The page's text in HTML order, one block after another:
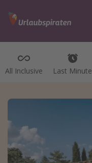
All Inclusive Last Minute
Kategorien
Pauschalreisen
Kreuzfahrten